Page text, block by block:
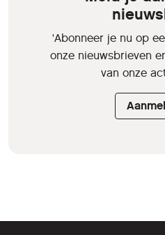
'Abonneer je nu op
onze nieuwsbrieven
van onze